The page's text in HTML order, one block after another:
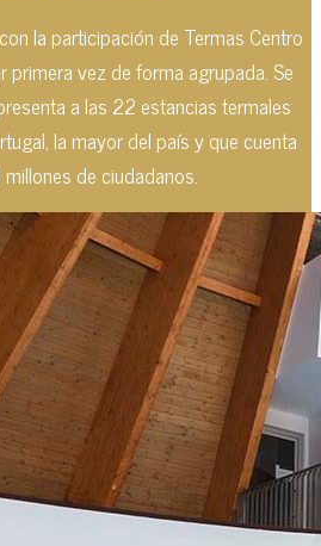
la participación de Termas Centro
vez de forma agrupada. Se
a las 22 estancias termales
la mayor del país y que cuenta
de ciudadanos.